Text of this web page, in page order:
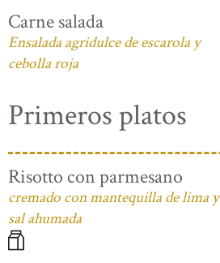
Carne salada
Ensalada agridulce de escarola y
cebolla roja
Primeros platos
Risotto con parmesano
cremado con mantequilla de lima y
sal ahumada